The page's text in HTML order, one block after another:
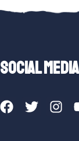
SOCIAL MEDIA